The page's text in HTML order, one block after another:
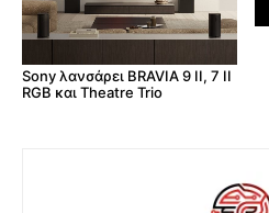
Sony λανσάρει BRAVIA 9 II, 7 II
RGB και Theatre Trio